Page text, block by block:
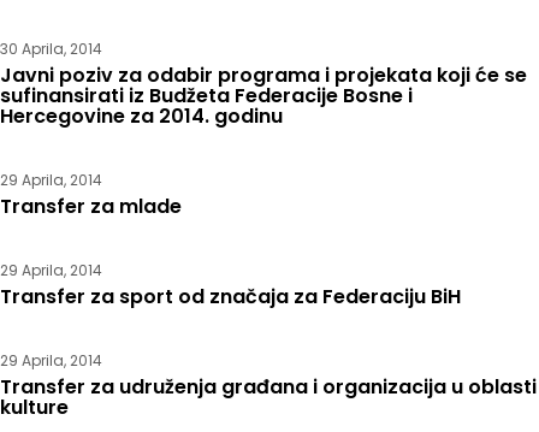
30 Aprila, 2014
Javni poziv za odabir programa i projekata koji će se
sufinansirati iz Budžeta Federacije Bosne i
Hercegovine za 2014. godinu
29 Aprila, 2014
Transfer za mlade
29 Aprila, 2014
Transfer za sport od značaja za Federaciju BiH
29 Aprila, 2014
Transfer za udruženja građana i organizacija u oblasti
kulture